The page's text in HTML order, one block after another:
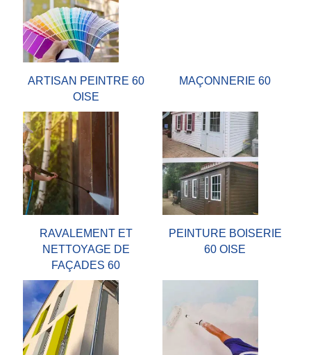
ARTISAN PEINTRE 60
OISE
MAÇONNERIE 60
RAVALEMENT ET
NETTOYAGE DE
FAÇADES 60
PEINTURE BOISERIE
60 OISE